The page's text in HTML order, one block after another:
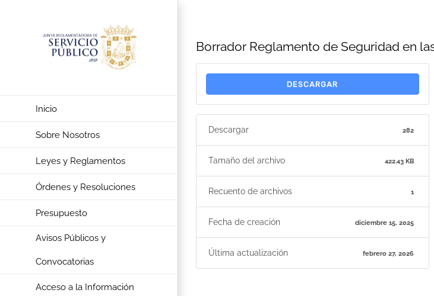
Inicio
Sobre Nosotros
Leyes y Reglamentos
Órdenes y Resoluciones
Presupuesto
Avisos Públicos y
Convocatorias
Acceso a la Información
Borrador Reglamento de Seguridad en
DESCARGAR
Descargar 282
Tamaño del archivo 422.43 KB
Recuento de archivos 1
Fecha de creación diciembre 15, 2025
Última actualización febrero 27, 2026